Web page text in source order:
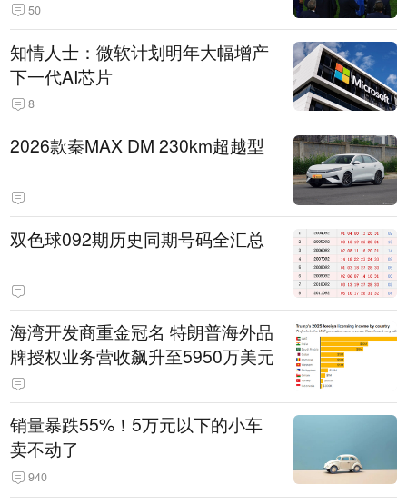
50
知情人士：微软计划明年大幅增产
下一代AI芯片
8
2026款秦MAX DM 230km超越型
双色球092期历史同期号码全汇总
海湾开发商重金冠名 特朗普海外品
牌授权业务营收飙升至5950万美元
销量暴跌55%！5万元以下的小车
卖不动了
940